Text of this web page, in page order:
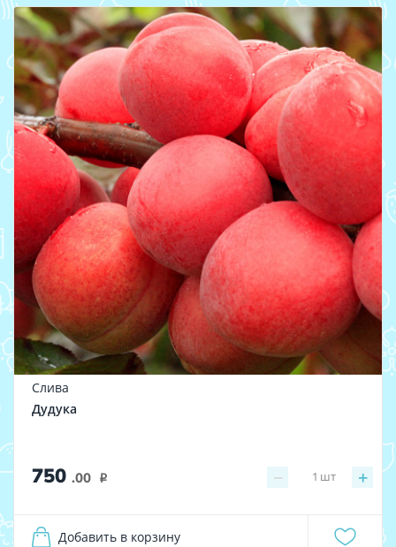
Слива
Дудука
750 .00 i − +
1 шт
Добавить в корзину